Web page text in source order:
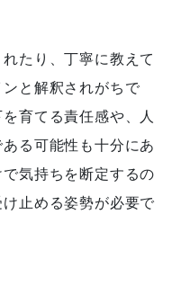
たり、丁寧に教えて
と解釈されがちで
育てる責任感や、人
る可能性も十分にあ
気持ちを断定するの
止める姿勢が必要で